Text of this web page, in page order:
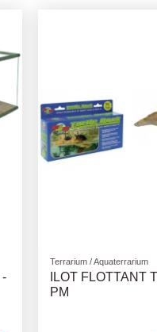
Terrarium / Aquaterrarium
ILOT FLOTTANT
PM